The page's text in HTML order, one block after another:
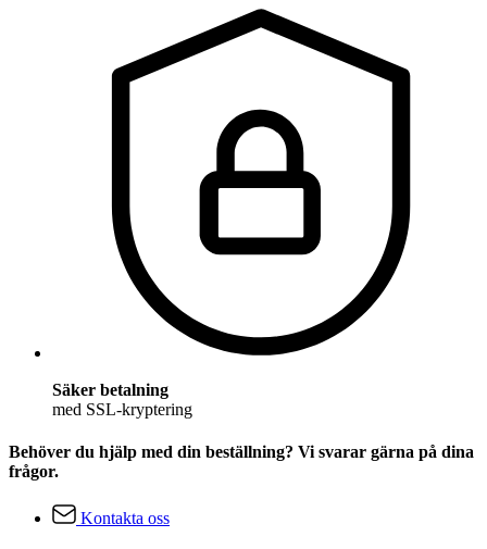
Säker betalning
med SSL-kryptering
Behöver du hjälp med din beställning? Vi svarar gärna på dina
frågor.
Kontakta oss